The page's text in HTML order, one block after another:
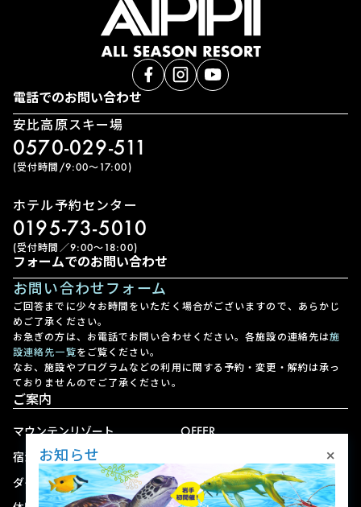
電話でのお問い合わせ
安比高原スキー場
0570-029-511
(受付時間/9:00〜17:00)
ホテル予約センター
0195-73-5010
(受付時間／9:00〜18:00)
フォームでのお問い合わせ
お問い合わせフォーム
ご回答までに少々お時間をいただく場合がございますので、あらかじ
めご了承ください。
お急ぎの方は、お電話でお問い合わせください。各施設の連絡先は施
設連絡先一覧をご覧ください。
なお、施設やプログラムなどの利用に関する予約・変更・解約は承っ
ておりませんのでご了承ください。
ご案内
マウンテンリゾート
宿泊
ダイニング
OFFER
宅配
お知らせ ×